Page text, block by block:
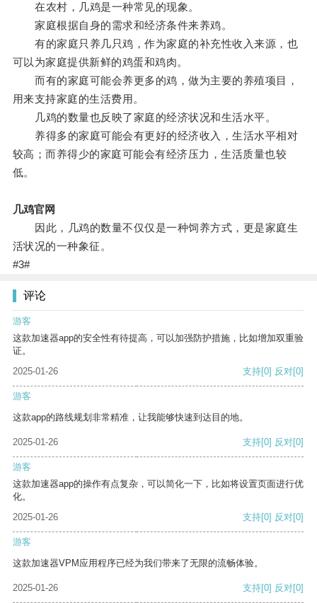
在农村，几鸡是一种常见的现象。
家庭根据自身的需求和经济条件来养鸡。
有的家庭只养几只鸡，作为家庭的补充性收入来源，也
可以为家庭提供新鲜的鸡蛋和鸡肉。
而有的家庭可能会养更多的鸡，做为主要的养殖项目，
用来支持家庭的生活费用。
几鸡的数量也反映了家庭的经济状况和生活水平。
养得多的家庭可能会有更好的经济收入，生活水平相对
较高；而养得少的家庭可能会有经济压力，生活质量也较
低。
几鸡官网
因此，几鸡的数量不仅仅是一种饲养方式，更是家庭生
活状况的一种象征。
#3#
评论
游客
这款加速器app的安全性有待提高，可以加强防护措施，比如增加双重验
证。
2025-01-26
支持[0] 反对[0]
游客
这款app的路线规划非常精准，让我能够快速到达目的地。
2025-01-26 支持[0] 反对[0]
游客
这款加速器app的操作有点复杂，可以简化一下，比如将设置页面进行优
化。
2025-01-26
支持[0] 反对[0]
游客
这款加速器VPM应用程序已经为我们带来了无限的流畅体验。
2025-01-26 支持[0] 反对[0]